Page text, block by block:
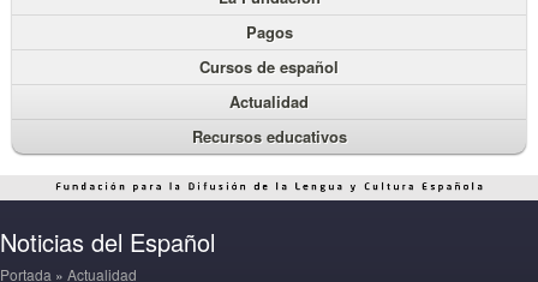
Pagos
Cursos de español
Actualidad
Recursos educativos
Noticias del Español
Portada » Actualidad